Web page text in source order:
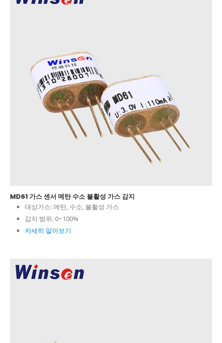
MD61 가스 센서 메탄 수소 불활성 가스 감지
대상가스: 메탄, 수소, 불활성 가스
감지 범위: 0~100%
자세히 알아보기